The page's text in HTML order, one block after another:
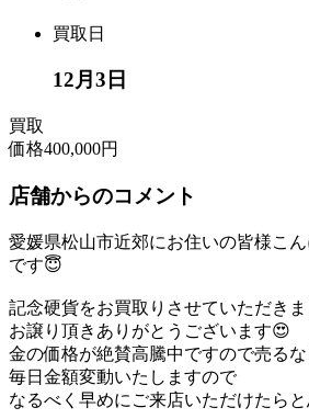
買取日
12月3日
買取
価格400,000円
店舗からのコメント
愛媛県松山市近郊にお住いの皆様こ
です😇
記念硬貨をお買取りさせていただき
お譲り頂きありがとうございます😍
金の価格が絶賛高騰中ですので売るな
毎日金額変動いたしますので
なるべく早めにご来店いただけたら